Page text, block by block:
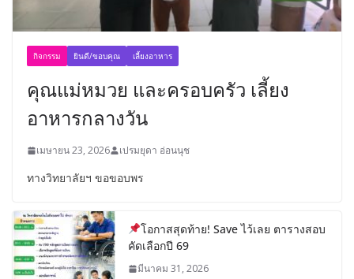
กิจกรรม ยินดี/ขอบคุณ เลี้ยงอาหาร
คุณแม่หมวย และครอบครัว เลี้ยง
อาหารกลางวัน
เมษายน 23, 2026 เปรมยุดา อ่อนนุช
ทางวิทยาลัยฯ ขอขอบพร
โอกาสสุดท้าย! Save ไว้เลย ตารางสอบ
คัดเลือกปี 69
มีนาคม 31, 2026